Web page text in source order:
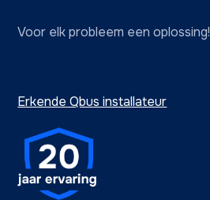
Voor elk probleem een oplossing!
Erkende Qbus installateur